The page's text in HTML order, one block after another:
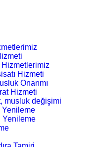
Hizmetlerimiz
Hizmeti
Onarımı
Hizmeti
musluk değişimi
Yenileme
Yenileme